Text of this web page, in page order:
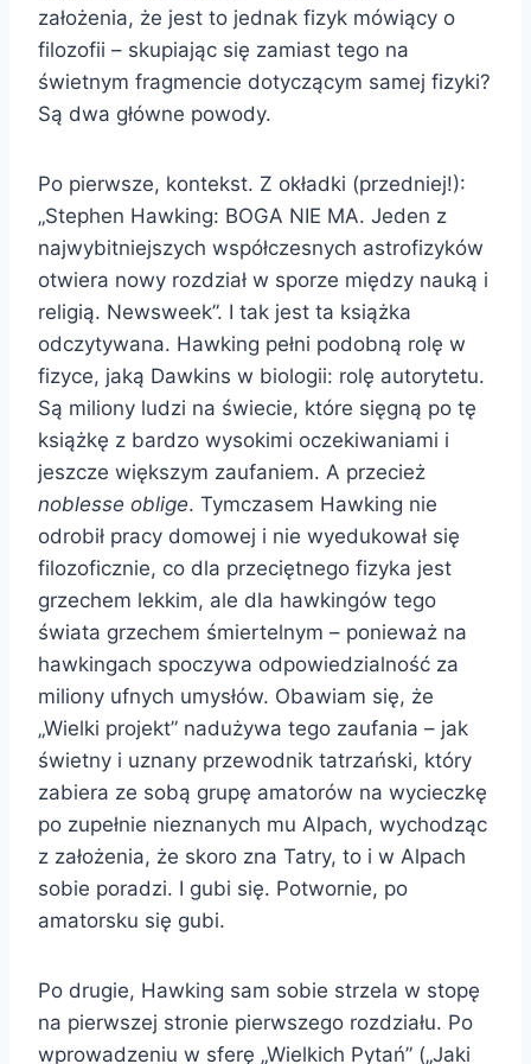
założenia, że jest to jednak fizyk mówiący o
filozofii – skupiając się zamiast tego na
świetnym fragmencie dotyczącym samej fizyki?
Są dwa główne powody.
Po pierwsze, kontekst. Z okładki (przedniej!):
„Stephen Hawking: BOGA NIE MA. Jeden z
najwybitniejszych współczesnych astrofizyków
otwiera nowy rozdział w sporze między nauką i
religią. Newsweek”. I tak jest ta książka
odczytywana. Hawking pełni podobną rolę w
fizyce, jaką Dawkins w biologii: rolę autorytetu.
Są miliony ludzi na świecie, które sięgną po tę
książkę z bardzo wysokimi oczekiwaniami i
jeszcze większym zaufaniem. A przecież
noblesse oblige. Tymczasem Hawking nie
odrobił pracy domowej i nie wyedukował się
filozoficznie, co dla przeciętnego fizyka jest
grzechem lekkim, ale dla hawkingów tego
świata grzechem śmiertelnym – ponieważ na
hawkingach spoczywa odpowiedzialność za
miliony ufnych umysłów. Obawiam się, że
„Wielki projekt” nadużywa tego zaufania – jak
świetny i uznany przewodnik tatrzański, który
zabiera ze sobą grupę amatorów na wycieczkę
po zupełnie nieznanych mu Alpach, wychodząc
z założenia, że skoro zna Tatry, to i w Alpach
sobie poradzi. I gubi się. Potwornie, po
amatorsku się gubi.
Po drugie, Hawking sam sobie strzela w stopę
na pierwszej stronie pierwszego rozdziału. Po
wprowadzeniu w sferę „Wielkich Pytań” („Jaki